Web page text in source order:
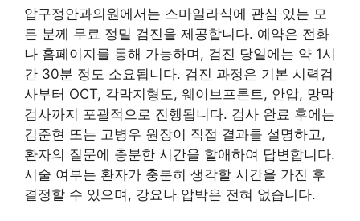
압구정안과의원에서는 스마일라식에 관심 있는 모
든 분께 무료 정밀 검진을 제공합니다. 예약은 전화
나 홈페이지를 통해 가능하며, 검진 당일에는 약 1시
간 30분 정도 소요됩니다. 검진 과정은 기본 시력검
사부터 OCT, 각막지형도, 웨이브프론트, 안압, 망막
검사까지 포괄적으로 진행됩니다. 검사 완료 후에는
김준현 또는 고병우 원장이 직접 결과를 설명하고,
환자의 질문에 충분한 시간을 할애하여 답변합니다.
시술 여부는 환자가 충분히 생각할 시간을 가진 후
결정할 수 있으며, 강요나 압박은 전혀 없습니다.